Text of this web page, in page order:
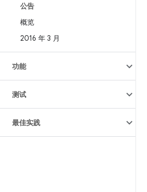
公告
概览
2016 年 3 月
功能
测试
最佳实践